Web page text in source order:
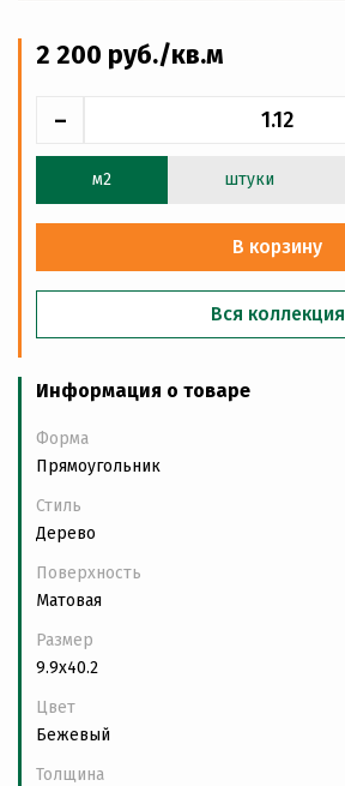
2 200 руб./кв.м
-
м2 штуки
В корзину
Вся коллекция
Информация о товаре
Форма
Прямоугольник
Стиль
Дерево
Поверхность
Матовая
Размер
9.9x40.2
Цвет
Бежевый
Толщина